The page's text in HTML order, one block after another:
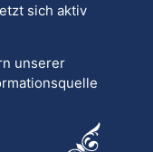
sich aktiv
unserer